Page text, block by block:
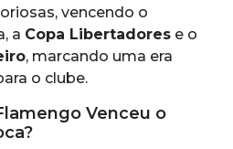
vencendo o
a Copa Libertadores e o
, marcando uma era
o clube.
Venceu o